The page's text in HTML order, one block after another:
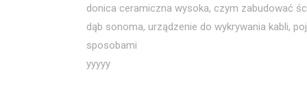
donica ceramiczna wysoka, czym zabudować
dąb sonoma, urządzenie do wykrywania kabli,
sposobami
yyyyy